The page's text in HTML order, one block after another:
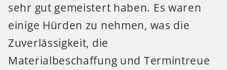
sehr gut gemeistert haben. Es waren
einige Hürden zu nehmen, was die
Zuverlässigkeit, die
Materialbeschaffung und Termintreue